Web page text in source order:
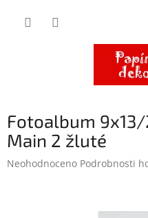
Fotoalbum
Main 2 žluté
Průměrné
Neohodnoceno Podrobnosti